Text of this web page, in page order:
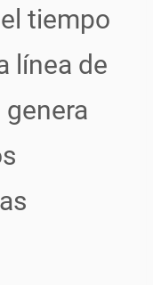
tiempo
línea de